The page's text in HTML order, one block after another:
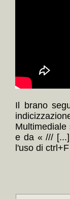
Il brano
e da « ///
l'uso di